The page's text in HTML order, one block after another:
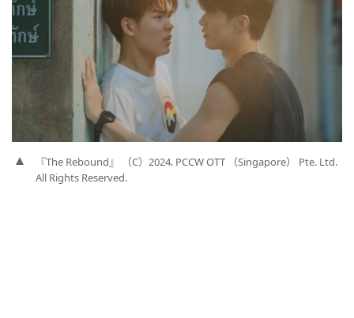
『The Rebound』 （C）2024. PCCW OTT （Singapore） Pte. Ltd.
All Rights Reserved.